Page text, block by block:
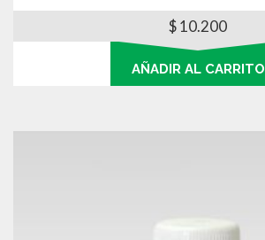
$10.200
AÑADIR AL CARRITO